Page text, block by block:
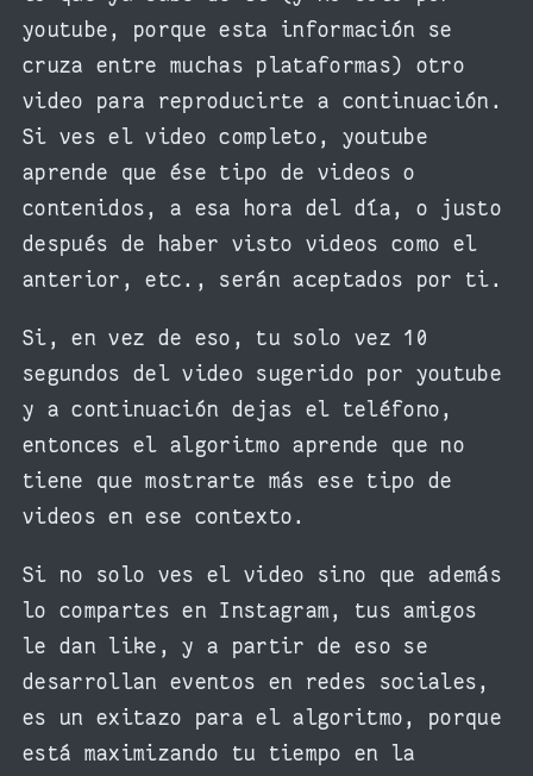
youtube, porque esta información se
cruza entre muchas plataformas) otro
video para reproducirte a continuación.
Si ves el video completo, youtube
aprende que ése tipo de videos o
contenidos, a esa hora del día, o justo
después de haber visto videos como el
anterior, etc., serán aceptados por ti.
Si, en vez de eso, tu solo vez 10
segundos del video sugerido por youtube
y a continuación dejas el teléfono,
entonces el algoritmo aprende que no
tiene que mostrarte más ese tipo de
videos en ese contexto.
Si no solo ves el video sino que además
lo compartes en Instagram, tus amigos
le dan like, y a partir de eso se
desarrollan eventos en redes sociales,
es un exitazo para el algoritmo, porque
está maximizando tu tiempo en la